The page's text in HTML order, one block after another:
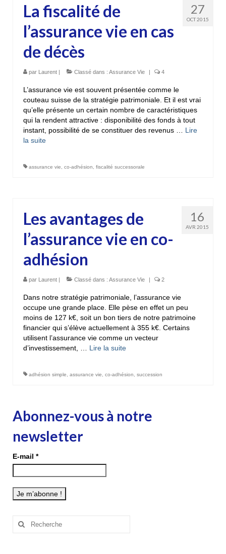
27
OCT 2015
La fiscalité de
l’assurance vie en cas
de décès
par Laurent | Classé dans : Assurance Vie | 4
L’assurance vie est souvent présentée comme le
couteau suisse de la stratégie patrimoniale. Et il est vrai
qu’elle présente un certain nombre de caractéristiques
qui la rendent attractive : disponibilité des fonds à tout
instant, possibilité de se constituer des revenus … Lire
la suite­­
assurance vie co-adhésion fiscalité successorale
16
AVR 2015
Les avantages de
l’assurance vie en co-
adhésion
par Laurent | Classé dans : Assurance Vie | 2
Dans notre stratégie patrimoniale, l’assurance vie
occupe une grande place. Elle pèse en effet un peu
moins de 127 k€, soit un bon tiers de notre patrimoine
financier qui s’élève actuellement à 355 k€. Certains
utilisent l’assurance vie comme un vecteur
d’investissement, … Lire la suite­­
adhésion simple assurance vie co-adhésion succession
Abonnez-vous à notre
newsletter
E-mail *
Rechercher